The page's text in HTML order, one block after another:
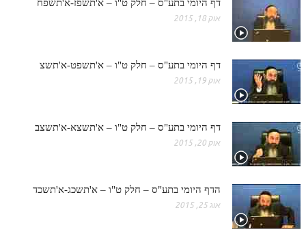
דף היומי בתע"ס – חלק ט"ו – א'תשפז-א'תשפח
אוק 18, 2015
דף היומי בתע"ס – חלק ט"ו – א'תשפט-א'תשצ
אוק 19, 2015
דף היומי בתע"ס – חלק ט"ו – א'תשצא-א'תשצב
אוק 20, 2015
הדף היומי בתע"ס – חלק ט"ו – א'תשכג-א'תשכד
אוג 25, 2015